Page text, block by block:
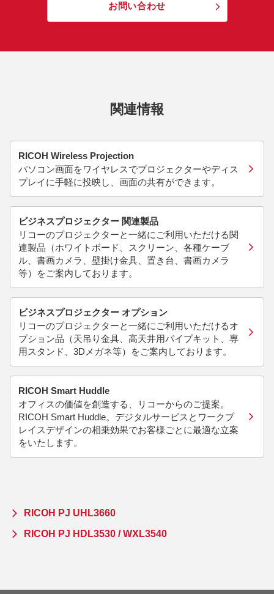
お問い合わせ
関連情報
RICOH Wireless Projection
パソコン画面をワイヤレスでプロジェクターやディス
プレイに手軽に投映し、画面の共有ができます。
ビジネスプロジェクター 関連製品
リコーのプロジェクターと一緒にご利用いただける関
連製品（ホワイトボード、スクリーン、各種ケーブ
ル、書画カメラ、壁掛け金具、置き台、書画カメラ
等）をご案内しております。
ビジネスプロジェクター オプション
リコーのプロジェクターと一緒にご利用いただけるオ
プション品（天吊り金具、高天井用パイプキット、専
用スタンド、3Dメガネ等）をご案内しております。
RICOH Smart Huddle
オフィスの価値を創造する、リコーからのご提案。
RICOH Smart Huddle。デジタルサービスとワークプ
レイスデザインの相乗効果でお客様ごとに最適な立案
をいたします。
RICOH PJ UHL3660
RICOH PJ HDL3530 / WXL3540